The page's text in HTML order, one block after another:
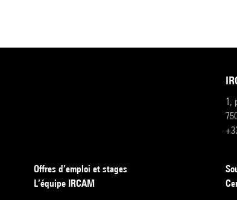
1,
Offres d’emploi et stages
L’équipe IRCAM